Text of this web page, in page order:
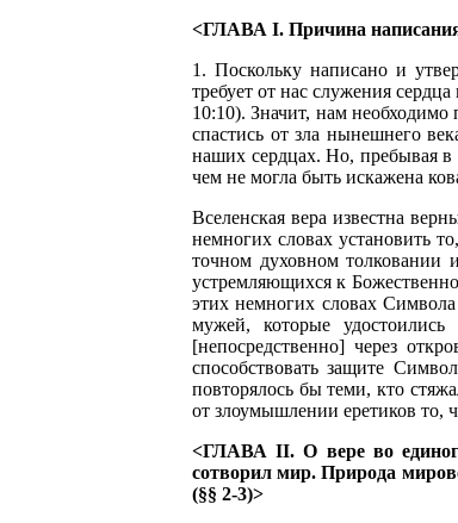
<ГЛАВА I. Причина написания
1. Поскольку написано и
требует от нас служения
10:10). Значит, нам
спастись от зла нынешнего
наших сердцах. Но, пребывая в
чем не могла быть искажена
Вселенская вера известна
немногих словах установить
точном духовном толковании
устремляющихся к
этих немногих словах
мужей, которые
[непосредственно] через
способствовать защите
повторялось бы теми, кто
от злоумышлении еретиков то,
<ГЛАВА II. О вере во
сотворил мир. Природа
(§§ 2-3)>